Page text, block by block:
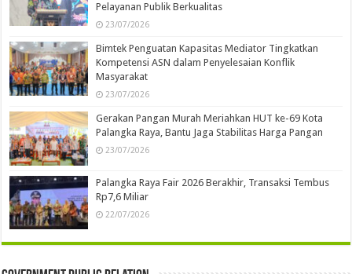
Pelayanan Publik Berkualitas
23/07/2026
Bimtek Penguatan Kapasitas Mediator Tingkatkan
Kompetensi ASN dalam Penyelesaian Konflik
Masyarakat
23/07/2026
Gerakan Pangan Murah Meriahkan HUT ke-69 Kota
Palangka Raya, Bantu Jaga Stabilitas Harga Pangan
23/07/2026
Palangka Raya Fair 2026 Berakhir, Transaksi Tembus
Rp7,6 Miliar
22/07/2026